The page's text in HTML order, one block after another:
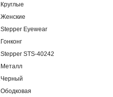
Круглые
Женские
Stepper Eyewear
Гонконг
Stepper STS-40242
Металл
Черный
Ободковая